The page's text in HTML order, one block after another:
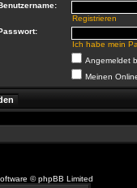
Registrieren
Ich habe mein
Angemeldet
Meinen
© phpBB Limited